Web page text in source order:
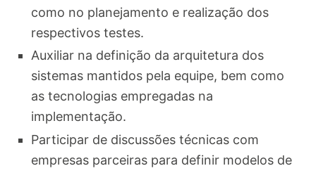
como no planejamento e realização dos
respectivos testes.
Auxiliar na definição da arquitetura dos
sistemas mantidos pela equipe, bem como
as tecnologias empregadas na
implementação.
Participar de discussões técnicas com
empresas parceiras para definir modelos de